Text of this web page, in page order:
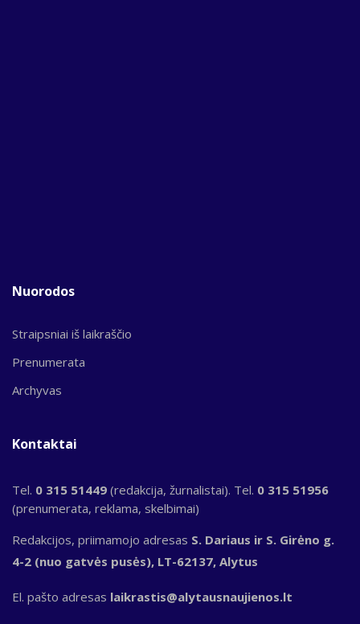
Nuorodos
Straipsniai iš laikraščio
Prenumerata
Archyvas
Kontaktai
Tel. 0 315 51449 (redakcija, žurnalistai). Tel. 0 315 51956
(prenumerata, reklama, skelbimai)
Redakcijos, priimamojo adresas S. Dariaus ir S. Girėno g.
4-2 (nuo gatvės pusės), LT-62137, Alytus
El. pašto adresas laikrastis@alytausnaujienos.lt